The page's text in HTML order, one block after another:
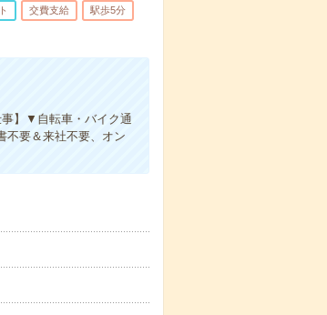
交費支給 駅歩5分
事】▼自転車・バイク通
不要＆来社不要、オン